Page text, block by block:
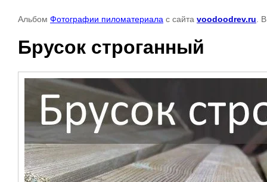
Альбом Фотографии пиломатериала с сайта voodoodrev.ru .
Брусок строганный